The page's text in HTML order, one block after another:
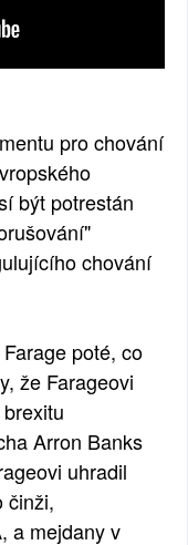
pro chování
být potrestán
chování
poté, co
že Farageovi
Arron Banks
uhradil
činži,
a mejdany v